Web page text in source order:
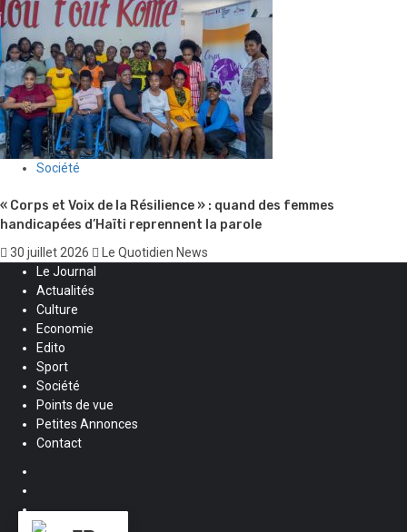
Société
« Corps et Voix de la Résilience » : quand des femmes
handicapées d’Haïti reprennent la parole
30 juillet 2026
Le Quotidien News
Le Journal
Actualités
Culture
Economie
Edito
Sport
Société
Points de vue
Petites Annonces
Contact
Twitter
Youtube